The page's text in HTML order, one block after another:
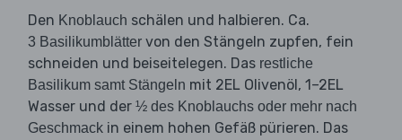
Den Knoblauch schälen und halbieren. Ca.
3 Basilikumblätter von den Stängeln zupfen, fein
schneiden und beiseitelegen. Das restliche
Basilikum samt Stängeln mit 2EL Olivenöl, 1–2EL
Wasser und der ½ des Knoblauchs oder mehr nach
Geschmack in einem hohen Gefäß pürieren. Das